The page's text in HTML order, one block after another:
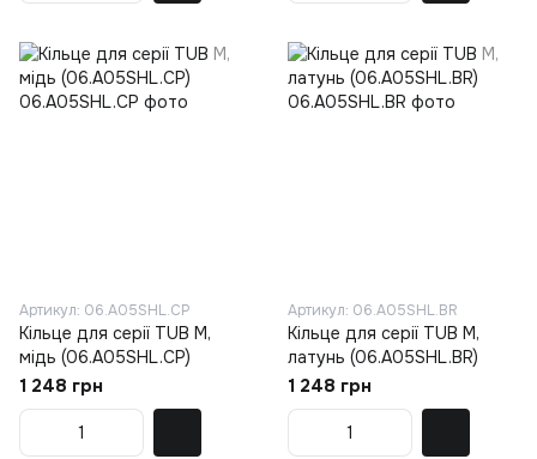
Артикул: 06.A05SHL.CP
Кільце для серії TUB M,
мідь (06.A05SHL.CP)
1 248 грн
Артикул: 06.A05SHL.BR
Кільце для серії TUB M,
латунь (06.A05SHL.BR)
1 248 грн